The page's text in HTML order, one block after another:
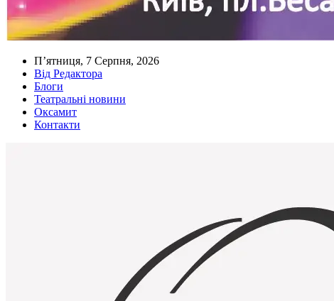
П’ятниця, 7 Серпня, 2026
Від Редактора
Блоги
Театральні новини
Оксамит
Контакти